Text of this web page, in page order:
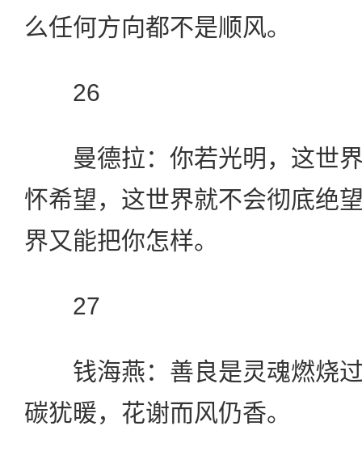
么任何方向都不是顺风。
26
曼德拉：你若光明，这世界
怀希望，这世界就不会彻底绝
界又能把你怎样。
27
钱海燕：善良是灵魂燃烧
碳犹暖，花谢而风仍香。